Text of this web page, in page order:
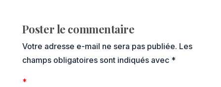
Poster le commentaire
Votre adresse e-mail ne sera pas publiée. Les
champs obligatoires sont indiqués avec *
*